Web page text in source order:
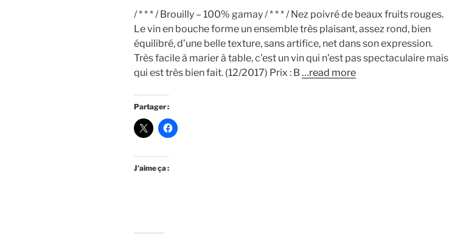
/ * * * / Brouilly – 100% gamay / * * * / Nez poivré de beaux fruits rouges.
Le vin en bouche forme un ensemble très plaisant, assez rond, bien
équilibré, d’une belle texture, sans artifice, net dans son expression.
Très facile à marier à table, c’est un vin qui n’est pas spectaculaire mais
qui est très bien fait. (12/2017) Prix : B…read more
Partager :
J’aime ça :